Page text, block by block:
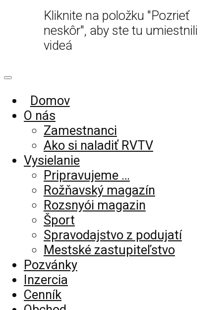
Kliknite na položku "Pozrieť
neskôr", aby ste tu umiestnili
videá
Domov
O nás
Zamestnanci
Ako si naladiť RVTV
Vysielanie
Pripravujeme …
Rožňavský magazín
Rozsnyói magazin
Šport
Spravodajstvo z podujatí
Mestské zastupiteľstvo
Pozvánky
Inzercia
Cenník